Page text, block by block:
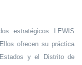
estratégicos LEWIS
ofrecen su práctica
y el Distrito de